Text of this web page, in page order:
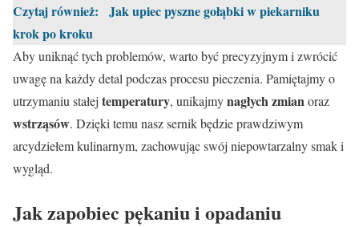
Czytaj również:
Jak upiec pyszne gołąbki w piekarniku
krok po kroku
Aby uniknąć tych problemów, warto być precyzyjnym i zwrócić
uwagę na każdy detal podczas procesu pieczenia. Pamiętajmy o
utrzymaniu stałej temperatury, unikajmynagłych zmianoraz
wstrząsów. Dzięki temu nasz sernik będzie prawdziwym
arcydziełem kulinarnym, zachowując swój niepowtarzalny smak i
wygląd.
Jak zapobiec pękaniu i opadaniu